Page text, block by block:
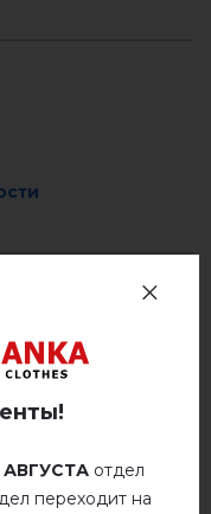
C
110° C
АВГУСТАотдел
переходит на